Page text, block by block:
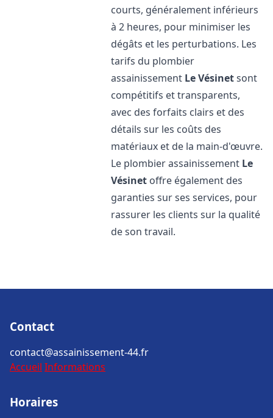
courts, généralement inférieurs
à 2 heures, pour minimiser les
dégâts et les perturbations. Les
tarifs du plombier
assainissement Le Vésinetsont
compétitifs et transparents,
avec des forfaits clairs et des
détails sur les coûts des
matériaux et de la main-d'œuvre.
Le plombier assainissement Le
Vésinet offre également des
garanties sur ses services, pour
rassurer les clients sur la qualité
de son travail.
Contact
contact@assainissement-44.fr
Accueil Informations
Horaires